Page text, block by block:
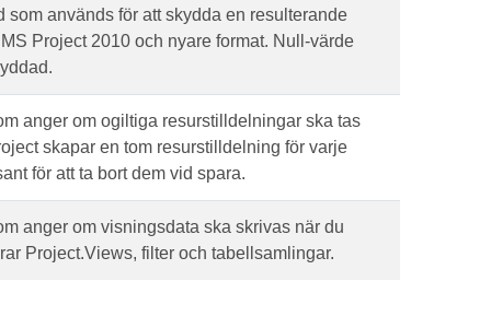
som används för att skydda en resulterande
Project 2010 och nyare format. Null-värde
anger om ogiltiga resurstilldelningar ska tas
skapar en tom resurstilldelning för varje
för att ta bort dem vid spara.
anger om visningsdata ska skrivas när du
Project.Views, filter och tabellsamlingar.